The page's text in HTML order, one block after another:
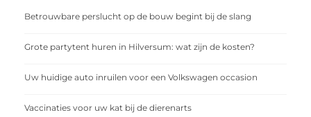
Betrouwbare perslucht op de bouw begint bij de slang
Grote partytent huren in Hilversum: wat zijn de kosten?
Uw huidige auto inruilen voor een Volkswagen occasion
Vaccinaties voor uw kat bij de dierenarts